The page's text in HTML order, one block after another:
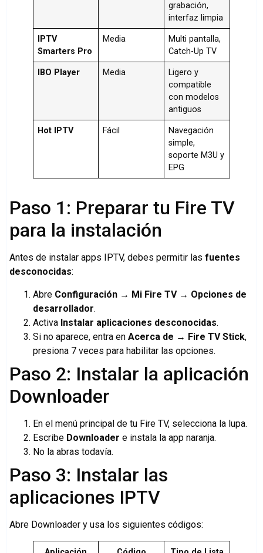
grabación,
interfaz limpia
IPTV
Smarters Pro
Media
Multi pantalla,
Catch-Up TV
IBO Player Media
Ligero y
compatible
con modelos
antiguos
Hot IPTV Fácil
Navegación
simple,
soporte M3U y
EPG
Paso 1: Preparar tu Fire TV
para la instalación
Antes de instalar apps IPTV, debes permitir las fuentes
desconocidas:
Abre Configuración → Mi Fire TV → Opciones de
desarrollador.
Activa Instalar aplicaciones desconocidas.
Si no aparece, entra en Acerca de → Fire TV Stick,
presiona 7 veces para habilitar las opciones.
Paso 2: Instalar la aplicación
Downloader
En el menú principal de tu Fire TV, selecciona la lupa.
Escribe Downloader e instala la app naranja.
No la abras todavía.
Paso 3: Instalar las
aplicaciones IPTV
Abre Downloader y usa los siguientes códigos: